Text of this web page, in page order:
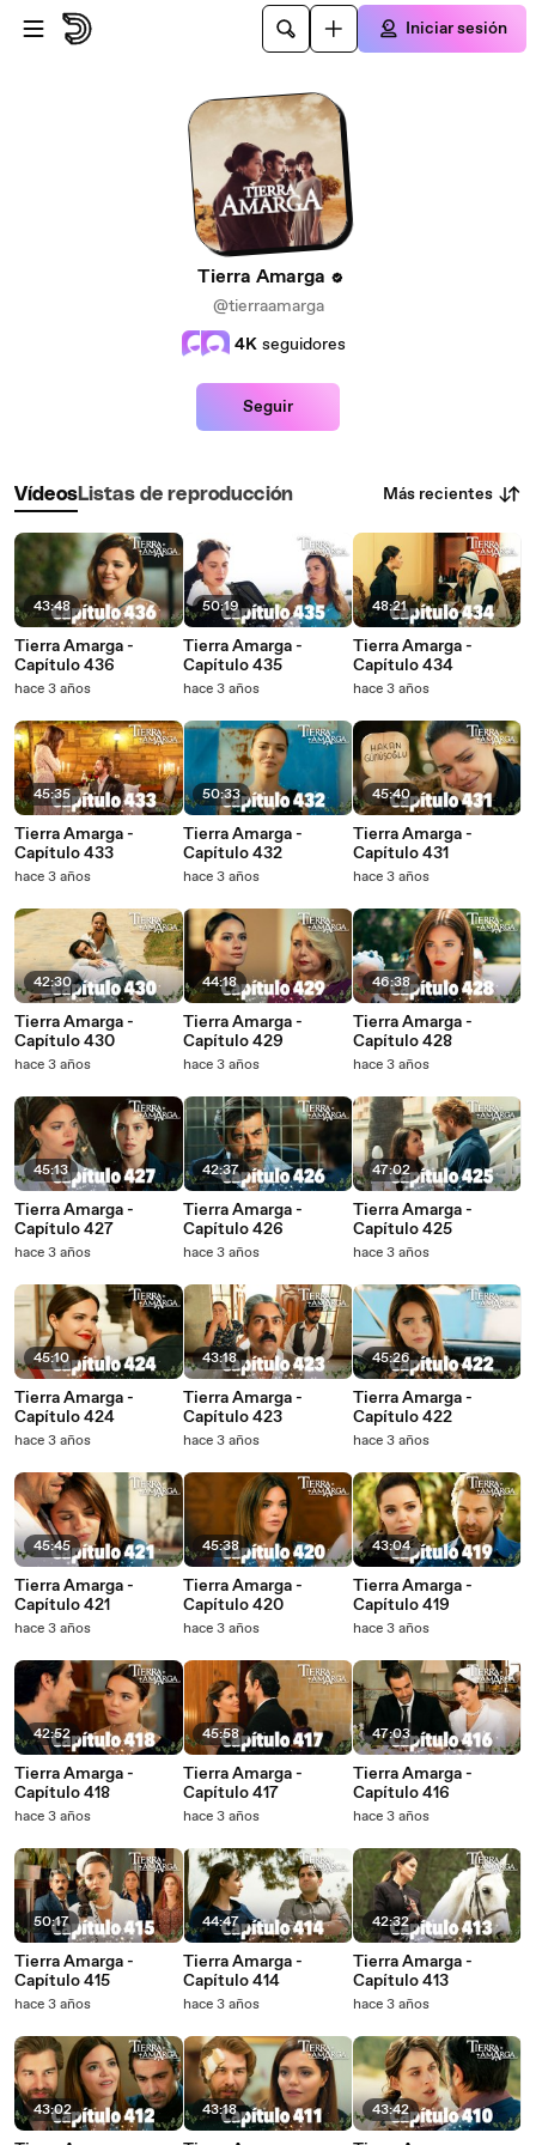
Saltar al contenido principal
Iniciar sesión
Tierra Amarga
@tierraamarga
4K seguidores
Seguir
VídeosListas de reproducción Más recientes
43:48
Tierra Amarga -
Capítulo 436
hace 3 años
45:35
Tierra Amarga -
Capítulo 433
hace 3 años
42:30
Tierra Amarga -
Capítulo 430
hace 3 años
45:13
Tierra Amarga -
Capítulo 427
hace 3 años
45:10
Tierra Amarga -
Capítulo 424
hace 3 años
45:45
Tierra Amarga -
Capítulo 421
hace 3 años
42:52
Tierra Amarga -
Capítulo 418
hace 3 años
50:17
Tierra Amarga -
Capítulo 415
hace 3 años
43:02
50:19
Tierra Amarga -
Capítulo 435
hace 3 años
50:33
Tierra Amarga -
Capítulo 432
hace 3 años
44:18
Tierra Amarga -
Capítulo 429
hace 3 años
42:37
Tierra Amarga -
Capítulo 426
hace 3 años
43:18
Tierra Amarga -
Capítulo 423
hace 3 años
45:38
Tierra Amarga -
Capítulo 420
hace 3 años
45:58
Tierra Amarga -
Capítulo 417
hace 3 años
44:47
Tierra Amarga -
Capítulo 414
hace 3 años
43:18
48:21
Tierra Amarga -
Capítulo 434
hace 3 años
45:40
Tierra Amarga -
Capítulo 431
hace 3 años
46:38
Tierra Amarga -
Capítulo 428
hace 3 años
47:02
Tierra Amarga -
Capítulo 425
hace 3 años
45:26
Tierra Amarga -
Capítulo 422
hace 3 años
43:04
Tierra Amarga -
Capítulo 419
hace 3 años
47:03
Tierra Amarga -
Capítulo 416
hace 3 años
42:32
Tierra Amarga -
Capítulo 413
hace 3 años
43:42